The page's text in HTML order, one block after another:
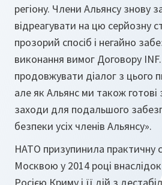
регіону. Члени Альянсу знову
відреагувати на цю серйозну
прозорий спосіб і негайно
виконання вимог Договору
продовжувати діалог з цього
але як Альянс ми також готові
заходи для подальшого
безпеки усіх членів Альянсу».
НАТО призупинила практичну
Москвою у 2014 році внаслідок